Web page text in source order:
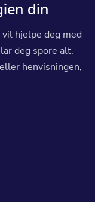
din
hjelpe deg med
deg spore alt.
henvisningen,